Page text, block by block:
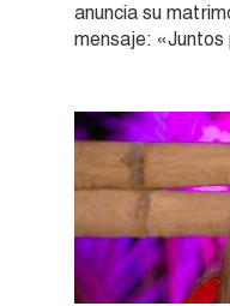
anuncia su
mensaje: «Juntos